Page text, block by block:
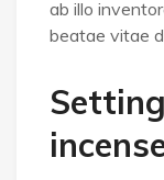
ab illo
beatae vitae